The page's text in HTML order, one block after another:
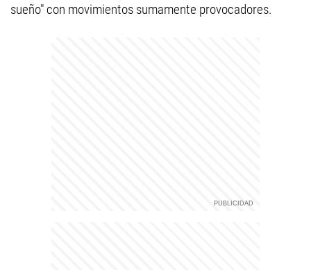
sueño" con movimientos sumamente provocadores.